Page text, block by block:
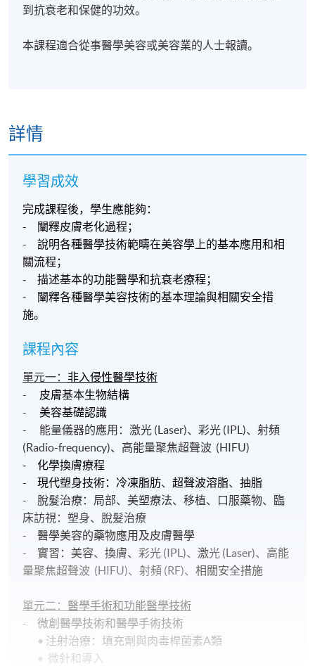
到抗衰老和保健的功效。
本課程適合從事醫學美容或美容業的人士報讀。
詳情
學習成效
完成課程後，學生應能夠：
- 闡釋皮膚老化過程；
- 說明各種醫學技術範疇在美容學上的基本應用和相
關流程；
- 描述基本的功能醫學和抗衰老療程；
- 闡釋各種醫學美容技術的基本理論與相關安全措
施。
課程內容
單元一：非入侵性醫學技術
- 皮膚基本生物結構
-美容基礎認識
- 能量儀器的應用：激光 (Laser)、 彩光 (IPL)、射頻
(Radio-frequency)、高能量聚焦超聲波 (HIFU)
-化學換膚療程
-現代塑身技術： 冷凍脂肪、超聲波溶脂、抽脂
- 脫髮治療：局部、 美塑療法、移植、 口服藥物、
臨
床訪視：塑身、脫髮治療
-醫學美容的藥物應用及皮膚醫學
-實習： 美容、換膚、 彩光 (IPL)、激光 (Laser)、高能
量聚焦超聲波 (HIFU)、 射頻 (RF)、相關安全措施
單元二：醫學手術和功能醫學技術
-微創醫學技術和醫學手術技術
• 注射治療：填充劑與肉毒桿菌素A類
• 微針和導入